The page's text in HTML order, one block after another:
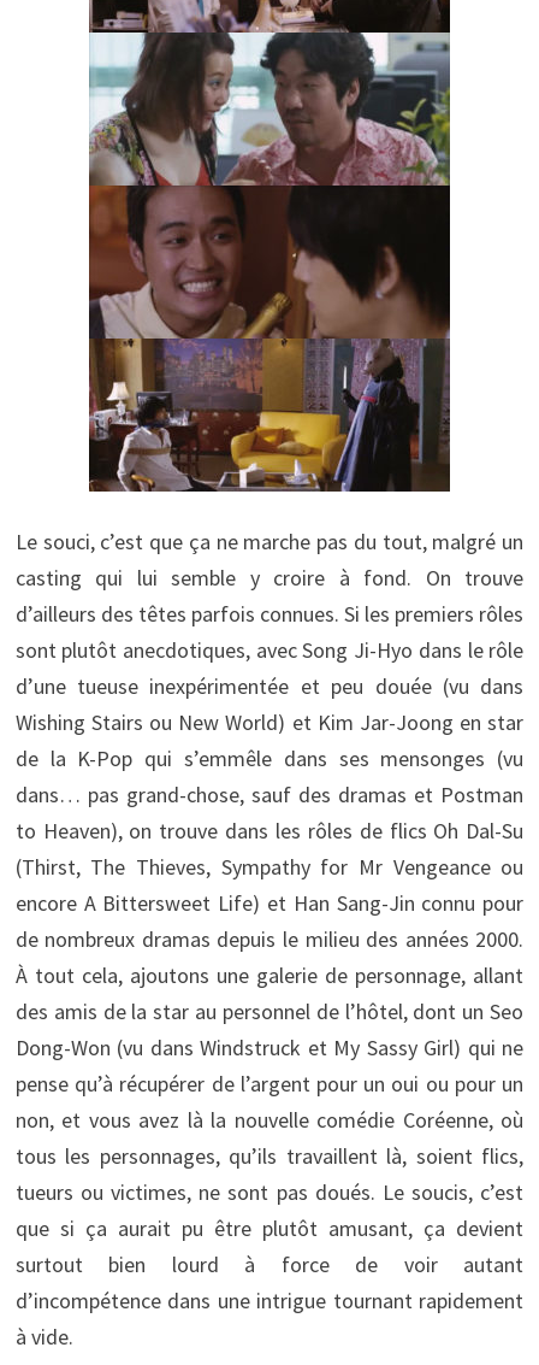
Le souci, c’est que ça ne marche pas du tout, malgré un
casting qui lui semble y croire à fond. On trouve
d’ailleurs des têtes parfois connues. Si les premiers rôles
sont plutôt anecdotiques, avec Song Ji-Hyo dans le rôle
d’une tueuse inexpérimentée et peu douée (vu dans
Wishing Stairs ou New World) et Kim Jar-Joong en star
de la K-Pop qui s’emmêle dans ses mensonges (vu
dans… pas grand-chose, sauf des dramas et Postman
to Heaven), on trouve dans les rôles de flics Oh Dal-Su
(Thirst, The Thieves, Sympathy for Mr Vengeance ou
encore A Bittersweet Life) et Han Sang-Jin connu pour
de nombreux dramas depuis le milieu des années 2000.
À tout cela, ajoutons une galerie de personnage, allant
des amis de la star au personnel de l’hôtel, dont un Seo
Dong-Won (vu dans Windstruck et My Sassy Girl) qui ne
pense qu’à récupérer de l’argent pour un oui ou pour un
non, et vous avez là la nouvelle comédie Coréenne, où
tous les personnages, qu’ils travaillent là, soient flics,
tueurs ou victimes, ne sont pas doués. Le soucis, c’est
que si ça aurait pu être plutôt amusant, ça devient
surtout bien lourd à force de voir autant
d’incompétence dans une intrigue tournant rapidement
à vide.